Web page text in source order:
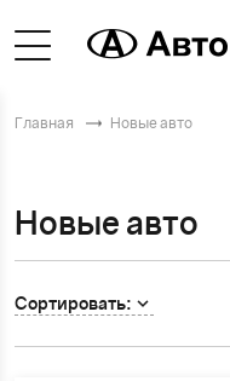
Главная Новые авто
Новые авто
Сортировать: